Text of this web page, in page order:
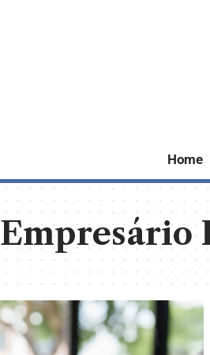
Home
Empresário